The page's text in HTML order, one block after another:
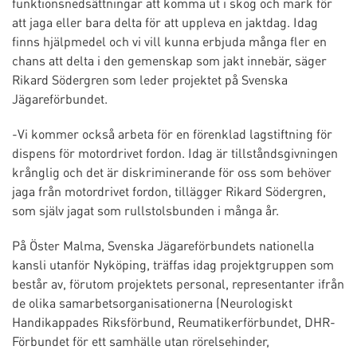
att jaga eller bara delta för att uppleva en jaktdag. Idag
finns hjälpmedel och vi vill kunna erbjuda många fler en
chans att delta i den gemenskap som jakt innebär, säger
Rikard Södergren som leder projektet på Svenska
Jägareförbundet.
-Vi kommer också arbeta för en förenklad lagstiftning för
dispens för motordrivet fordon. Idag är tillståndsgivningen
krånglig och det är diskriminerande för oss som behöver
jaga från motordrivet fordon, tillägger Rikard Södergren,
som själv jagat som rullstolsbunden i många år.
På Öster Malma, Svenska Jägareförbundets nationella
kansli utanför Nyköping, träffas idag projektgruppen som
består av, förutom projektets personal, representanter ifrån
de olika samarbetsorganisationerna (Neurologiskt
Handikappades Riksförbund, Reumatikerförbundet, DHR-
Förbundet för ett samhälle utan rörelsehinder,